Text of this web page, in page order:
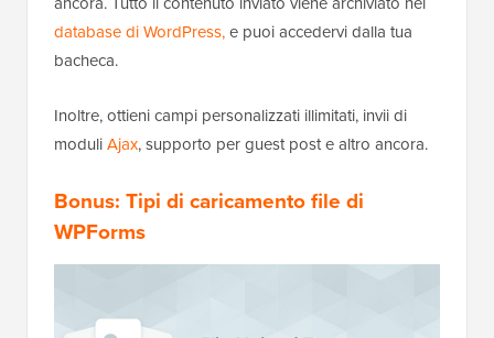
database di WordPress,e puoi accedervi dalla tua
bacheca.
Inoltre, ottieni campi personalizzati illimitati, invii di
moduliAjax, supporto per guest post e altro ancora.
Bonus: Tipi di caricamento file di
WPForms